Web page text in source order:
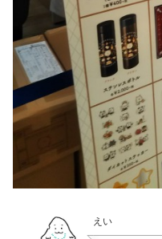
えい